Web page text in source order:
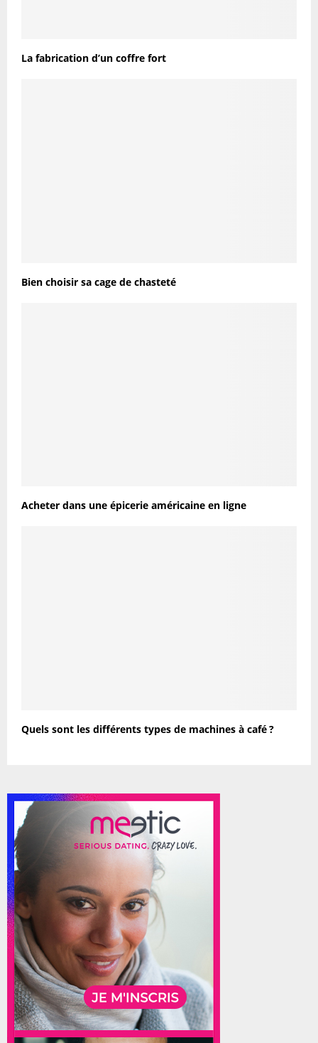
La fabrication d’un coffre fort
Bien choisir sa cage de chasteté
Acheter dans une épicerie américaine en ligne
Quels sont les différents types de machines à café ?